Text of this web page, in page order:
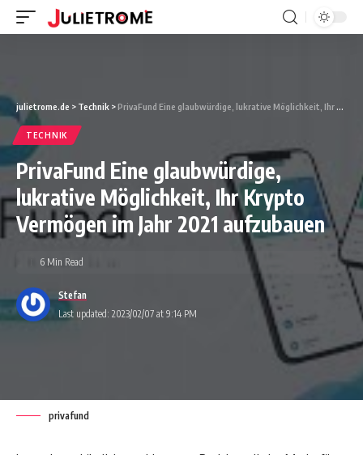
julietrome.de > Technik > PrivaFund Eine glaubwürdige, lukrative Möglichkeit, Ihr Krypto Vermögen im Jahr 2021 aufzubauen
TECHNIK
PrivaFund Eine glaubwürdige,
lukrative Möglichkeit, Ihr Krypto
Vermögen im Jahr 2021 aufzubauen
Last updated: 2023/02/07 at 9:14 PM
Stefan
6 Min Read
privafund